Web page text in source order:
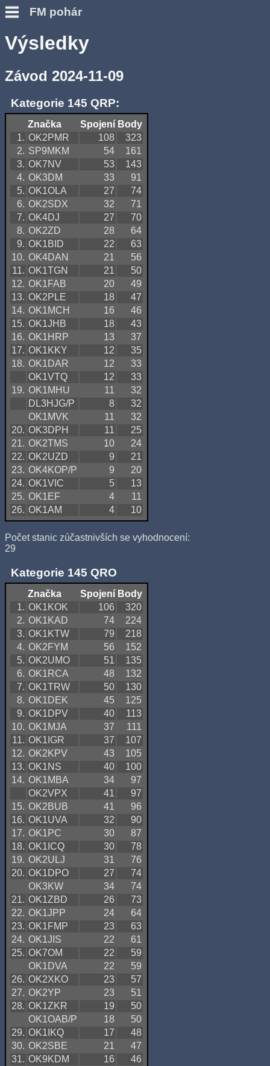
FM pohár
Výsledky
Závod 2024-11-09
Kategorie 145 QRP:
Značka Spojení Body
1. OK2PMR 108
323
2. SP9MKM 54
161
3. OK7NV 53
143
4. OK3DM 33
91
5. OK1OLA 27
74
6. OK2SDX 32
71
7. OK4DJ 27
70
8. OK2ZD 28
64
9. OK1BID 22
63
10. OK4DAN 21
56
11. OK1TGN 21
50
12. OK1FAB 20
49
13. OK2PLE 18
47
14. OK1MCH 16
46
15. OK1JHB 18
43
16. OK1HRP 13
37
17. OK1KKY 12
35
18. OK1DAR 12
33
OK1VTQ
12
33
19. OK1MHU 11
32
DL3HJG/P
8
32
OK1MVK
11
32
20. OK3DPH 11
25
21. OK2TMS 10
24
22. OK2UZD 9
21
23. OK4KOP/P 9
20
24. OK1VIC 5
13
25. OK1EF 4
11
26. OK1AM 4 10
Počet stanic zúčastnivších se vyhodnocení:
29
Kategorie 145 QRO
Značka Spojení Body
1. OK1KOK 106
320
2. OK1KAD 74
224
3. OK1KTW 79
218
4. OK2FYM 56
152
5. OK2UMO 51
135
6. OK1RCA 48
132
7. OK1TRW 50
130
8. OK1DEK 45
125
9. OK1DPV 40
113
10. OK1MJA 37
111
11. OK1IGR 37
107
12. OK2KPV 43
105
13. OK1NS 40
100
14. OK1MBA 34
97
OK2VPX
41
97
15. OK2BUB 41
96
16. OK1UVA 32
90
17. OK1PC 30
87
18. OK1ICQ 30
78
19. OK2ULJ 31
76
20. OK1DPO 27
74
OK3KW
34
74
21. OK1ZBD 26
73
22. OK1JPP 24
64
23. OK1FMP 23
63
24. OK1JIS 22
61
25. OK7OM 22
59
OK1DVA
22
59
26. OK2XKO 23
57
27. OK2YP 23
51
28. OK1ZKR 19
50
OK1OAB/P
18
50
29. OK1IKQ 17
48
30. OK2SBE 21
47
31. OK9KDM 16
46